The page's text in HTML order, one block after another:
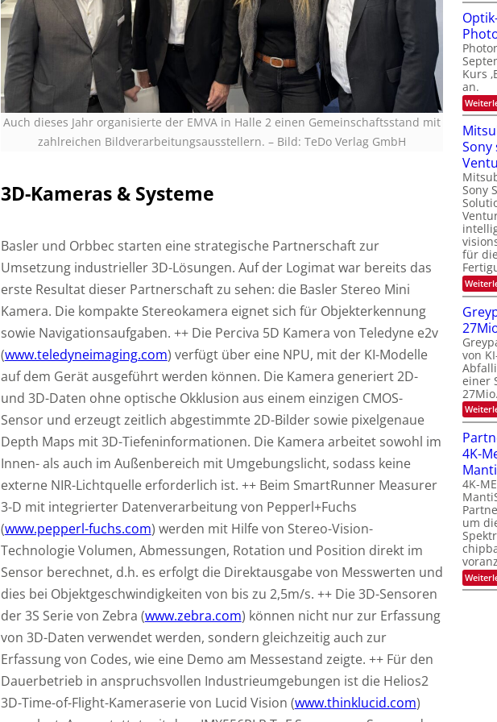
Auch dieses Jahr organisierte der EMVA in Halle 2 einen Gemeinschaftsstand mit
zahlreichen Bildverarbeitungsausstellern. – Bild: TeDo Verlag GmbH
3D-Kameras & Systeme
Basler und Orbbec starten eine strategische Partnerschaft zur
Umsetzung industrieller 3D-Lösungen. Auf der Logimat war bereits das
erste Resultat dieser Partnerschaft zu sehen: die Basler Stereo Mini
Kamera. Die kompakte Stereokamera eignet sich für Objekterkennung
sowie Navigationsaufgaben. ++ Die Perciva 5D Kamera von Teledyne e2v
(www.teledyneimaging.com) verfügt über eine NPU, mit der KI-Modelle
auf dem Gerät ausgeführt werden können. Die Kamera generiert 2D-
und 3D-Daten ohne optische Okklusion aus einem einzigen CMOS-
Sensor und erzeugt zeitlich abgestimmte 2D-Bilder sowie pixelgenaue
Depth Maps mit 3D-Tiefeninformationen. Die Kamera arbeitet sowohl im
Innen- als auch im Außenbereich mit Umgebungslicht, sodass keine
externe NIR-Lichtquelle erforderlich ist. ++ Beim SmartRunner Measurer
3-D mit integrierter Datenverarbeitung von Pepperl+Fuchs
(www.pepperl-fuchs.com) werden mit Hilfe von Stereo-Vision-
Technologie Volumen, Abmessungen, Rotation und Position direkt im
Sensor berechnet, d.h. es erfolgt die Direktausgabe von Messwerten und
dies bei Objektgeschwindigkeiten von bis zu 2,5m/s. ++ Die 3D-Sensoren
der 3S Serie von Zebra (www.zebra.com) können nicht nur zur Erfassung
von 3D-Daten verwendet werden, sondern gleichzeitig auch zur
Erfassung von Codes, wie eine Demo am Messestand zeigte. ++ Für den
Dauerbetrieb in anspruchsvollen Industrieumgebungen ist die Helios2
3D-Time-of-Flight-Kameraserie von Lucid Vision (www.thinklucid.com)
Kurs
an.
Sony
Sony
für die
von
einer
4K-
4K-
um